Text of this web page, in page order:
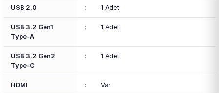
USB 2.0 : 1 Adet
USB 3.2 Gen1
Type-A
: 1 Adet
USB 3.2 Gen2
Type-C
: 1 Adet
HDMI : Var